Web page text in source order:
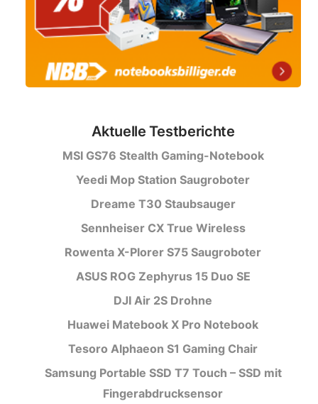
Aktuelle Testberichte
MSI GS76 Stealth Gaming-Notebook
Yeedi Mop Station Saugroboter
Dreame T30 Staubsauger
Sennheiser CX True Wireless
Rowenta X-Plorer S75 Saugroboter
ASUS ROG Zephyrus 15 Duo SE
DJI Air 2S Drohne
Huawei Matebook X Pro Notebook
Tesoro Alphaeon S1 Gaming Chair
Samsung Portable SSD T7 Touch – SSD mit
Fingerabdrucksensor